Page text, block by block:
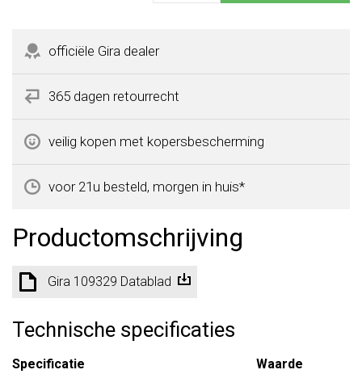
officiële Gira dealer
365 dagen retourrecht
veilig kopen met kopersbescherming
voor 21u besteld, morgen in huis*
Productomschrijving
Gira 109329 Datablad
Technische specificaties
Specificatie
Waarde